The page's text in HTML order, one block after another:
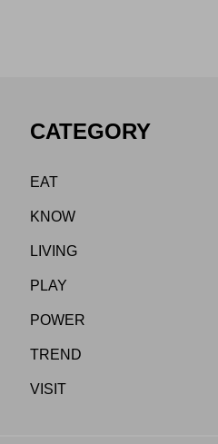
CATEGORY
EAT
KNOW
LIVING
PLAY
POWER
TREND
VISIT